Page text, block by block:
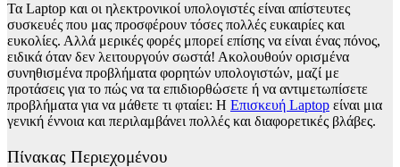
Τα Laptop και οι ηλεκτρονικοί υπολογιστές είναι απίστευτες
συσκευές που μας προσφέρουν τόσες πολλές ευκαιρίες και
ευκολίες. Αλλά μερικές φορές μπορεί επίσης να είναι ένας πόνος,
ειδικά όταν δεν λειτουργούν σωστά! Ακολουθούν ορισμένα
συνηθισμένα προβλήματα φορητών υπολογιστών, μαζί με
προτάσεις για το πώς να τα επιδιορθώσετε ή να αντιμετωπίσετε
προβλήματα για να μάθετε τι φταίει: H Επισκευή Laptop είναι μια
γενική έννοια και περιλαμβάνει πολλές και διαφορετικές βλάβες.
Πίνακας Περιεχομένου